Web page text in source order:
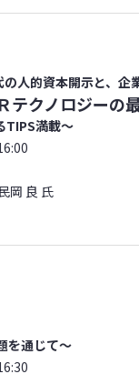
人的資本開示と、企
テクノロジーの
TIPS満載～
岡 良 氏
を通じて～